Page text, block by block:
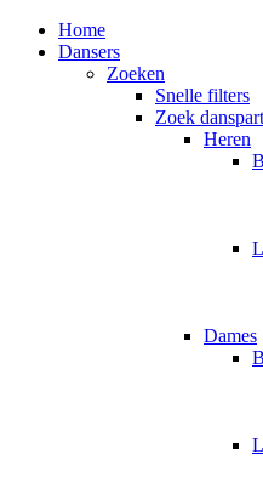
Home
Dansers
Zoeken
Snelle filters
Zoek
Heren
Dames